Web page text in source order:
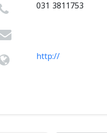
031 3811753
http://